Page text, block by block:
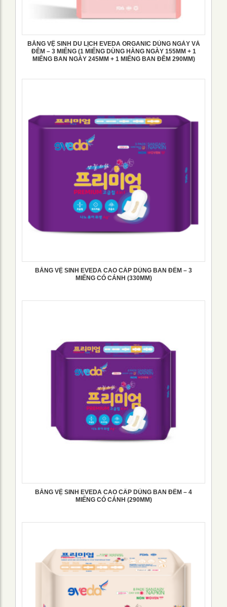
BĂNG VỆ SINH DU LỊCH EVEDA ORGANIC DÙNG NGÀY VÀ
ĐÊM – 3 MIẾNG (1 MIẾNG DÙNG HÀNG NGÀY 155MM + 1
MIẾNG BAN NGÀY 245MM + 1 MIẾNG BAN ĐÊM 290MM)
BĂNG VỆ SINH EVEDA CAO CẤP DÙNG BAN ĐÊM – 3
MIẾNG CÓ CÁNH (330MM)
BĂNG VỆ SINH EVEDA CAO CẤP DÙNG BAN ĐÊM – 4
MIẾNG CÓ CÁNH (290MM)